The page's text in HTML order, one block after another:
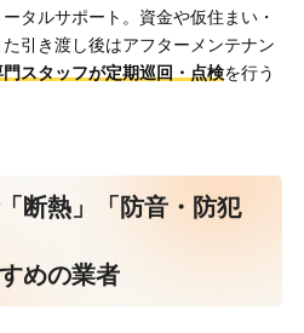
タルサポート。資金や仮住まい・
引き渡し後はアフターメンテナン
スタッフが定期巡回・点検を行う
断熱」「防音・防犯
めの業者